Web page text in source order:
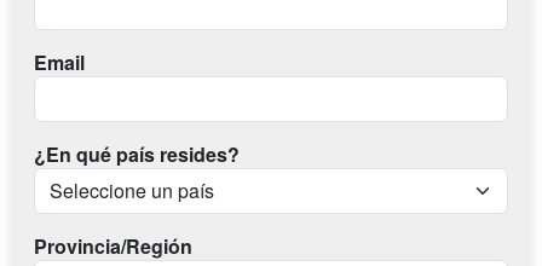
Email
¿En qué país resides?
Provincia/Región